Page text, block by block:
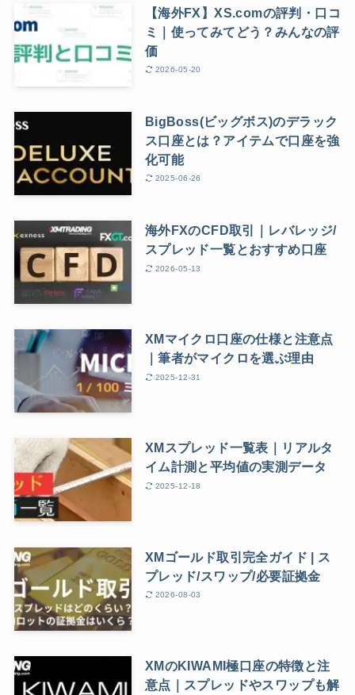
【海外FX】XS.comの評判・口コ
ミ｜使ってみてどう？みんなの評
価
2026-05-20
BigBoss(ビッグボス)のデラック
ス口座とは？アイテムで口座を強
化可能
2025-06-26
海外FXのCFD取引｜レバレッジ/
スプレッド一覧とおすすめ口座
2026-05-13
XMマイクロ口座の仕様と注意点
｜筆者がマイクロを選ぶ理由
2025-12-31
XMスプレッド一覧表｜リアルタ
イム計測と平均値の実測データ
2025-12-18
XMゴールド取引完全ガイド | ス
プレッド/スワップ/必要証拠金
2026-08-03
XMのKIWAMI極口座の特徴と注
意点｜スプレッドやスワップも解